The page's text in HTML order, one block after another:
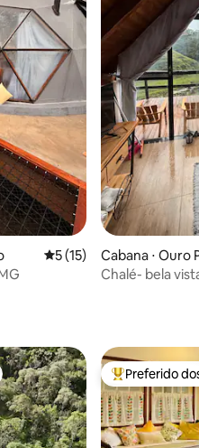
5 de uma avaliação
5 (15)
Cabana ⋅ Ouro
Chalé- bela
dos hóspedes Entre os
Preferido